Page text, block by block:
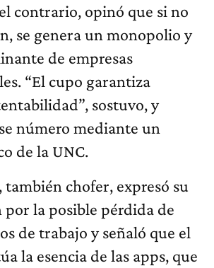
contrario, opinó que si no
se genera un monopolio y
de empresas
“El cupo garantiza
sostuvo, y
número mediante un
de la UNC.
también chofer, expresó su
la posible pérdida de
de trabajo y señaló que el
la esencia de las apps, que